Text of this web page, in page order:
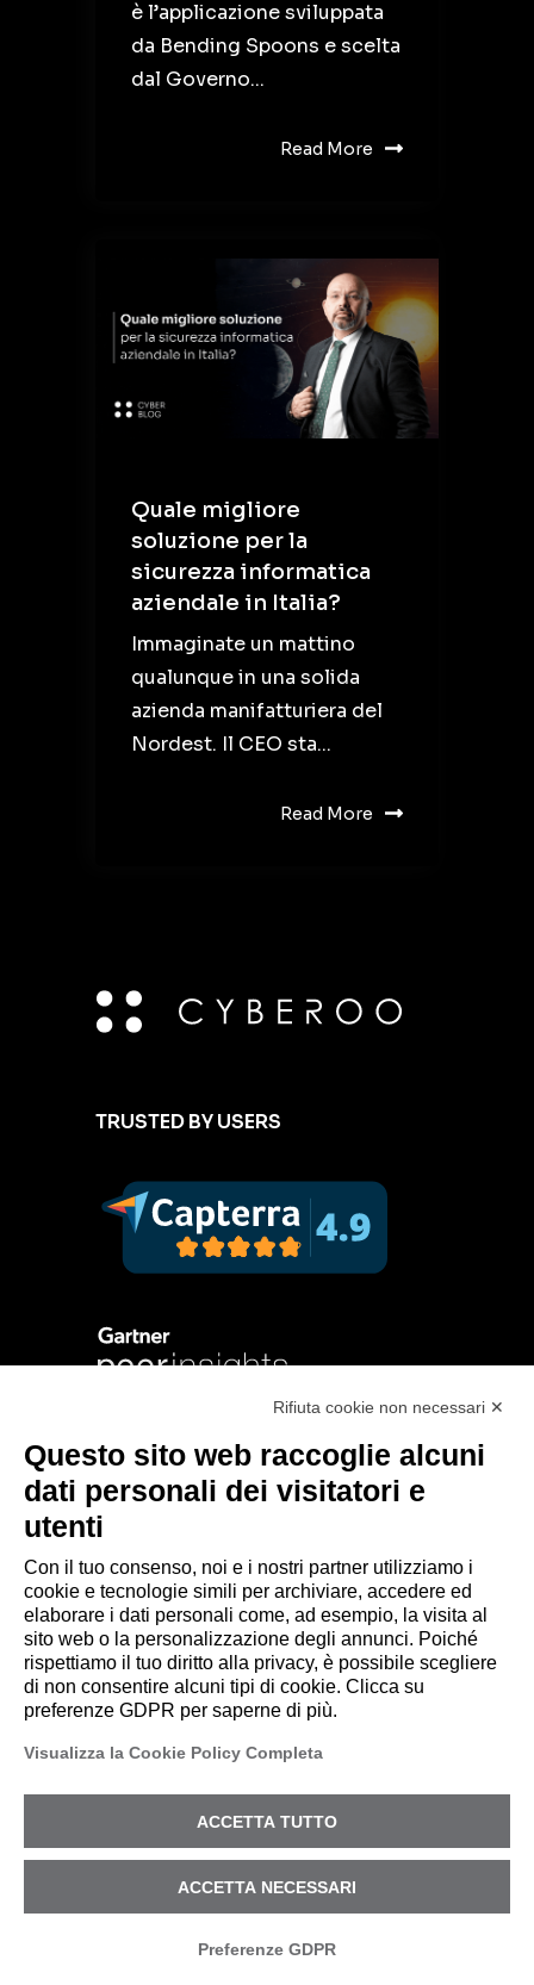
è l’applicazione sviluppata
da Bending Spoons e scelta
dal Governo...
Read More
Quale migliore
soluzione per la
sicurezza informatica
aziendale in Italia?
Immaginate un mattino
qualunque in una solida
azienda manifatturiera del
Nordest. Il CEO sta...
Read More
TRUSTED BY USERS
SERVICES
CYPEER
CSI
INCIDENT RESPONSE
TITAAN NEEMESI
KEATRIX
LINK UTILI
WE ARE CYBEROO
INVESTORS RELATIONS
CYBER RESOURCES
Rifiuta cookie non necessari ✕
Questo sito web raccoglie alcuni
dati personali dei visitatori e
utenti
Con il tuo consenso, noi e i nostri partner utilizziamo i
cookie e tecnologie simili per archiviare, accedere ed
elaborare i dati personali come, ad esempio, la visita al
sito web o la personalizzazione degli annunci. Poiché
rispettiamo il tuo diritto alla privacy, è possibile scegliere
di non consentire alcuni tipi di cookie. Clicca su
preferenze GDPR per saperne di più.
Visualizza la Cookie Policy Completa
ACCETTA TUTTO
ACCETTA NECESSARI
Preferenze GDPR